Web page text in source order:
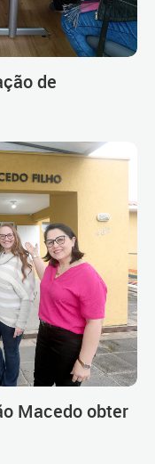
de
Macedo obter